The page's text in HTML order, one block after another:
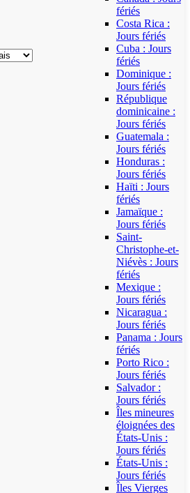
fériés
Costa Rica :
Jours fériés
Cuba : Jours
fériés
Dominique :
Jours fériés
République
dominicaine :
Jours fériés
Guatemala :
Jours fériés
Honduras :
Jours fériés
Haïti : Jours
fériés
Jamaïque :
Jours fériés
Saint-
Christophe-et-
Niévès : Jours
fériés
Mexique :
Jours fériés
Nicaragua :
Jours fériés
Panama : Jours
fériés
Porto Rico :
Jours fériés
Salvador :
Jours fériés
Îles mineures
éloignées des
États-Unis :
Jours fériés
États-Unis :
Jours fériés
Îles Vierges